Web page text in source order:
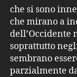
che si sono
che mirano a
dell’Occidente
soprattutto
sembrano
parzialmente